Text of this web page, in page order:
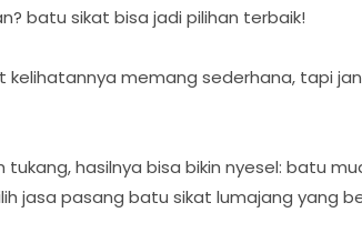
batu sikat bisa jadi pilihan terbaik!
kelihatannya memang sederhana, tapi
tukang, hasilnya bisa bikin nyesel: batu
jasa pasang batu sikat lumajang yang